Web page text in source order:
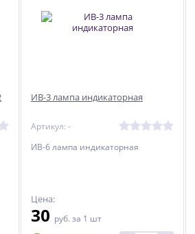
ИВ-3 лампа индикаторная
Артикул: -
ИВ-6 лампа индикаторная
Цена:
30 руб. за 1 шт